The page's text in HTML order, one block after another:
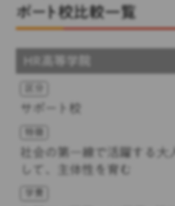
ポート校比較一覧
サポート校
社会の第一線で活躍する大
して、主体性を育む